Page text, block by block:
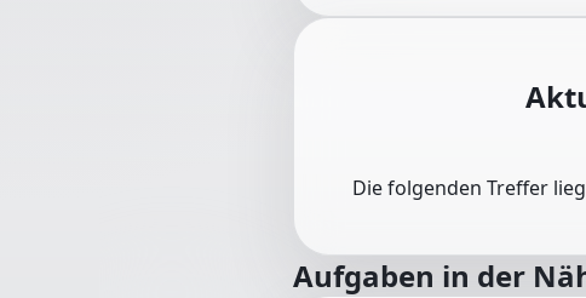
Die folgenden Treffer
Aufgaben in der